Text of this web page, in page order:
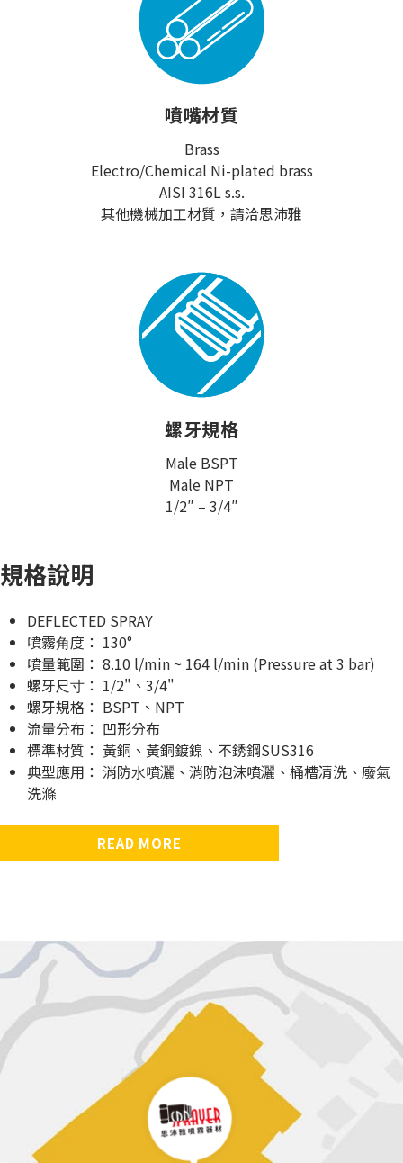
噴嘴材質
Brass
Electro/Chemical Ni-plated brass
AISI 316L s.s.
其他機械加工材質，請洽思沛雅
螺牙規格
Male BSPT
Male NPT
1/2″ – 3/4″
規格說明
DEFLECTED SPRAY
噴霧⾓度： 130°
噴量範圍： 8.10 l/min ~ 164 l/min (Pressure at 3 bar)
螺牙尺⼨： 1/2"、3/4"
螺牙規格： BSPT、NPT
流量分布： 凹形分布
標準材質： 黃銅、黃銅鍍鎳、不銹鋼SUS316
典型應⽤： 消防⽔噴灑、消防泡沫噴灑、桶槽清洗、廢氣
洗滌
READ MORE